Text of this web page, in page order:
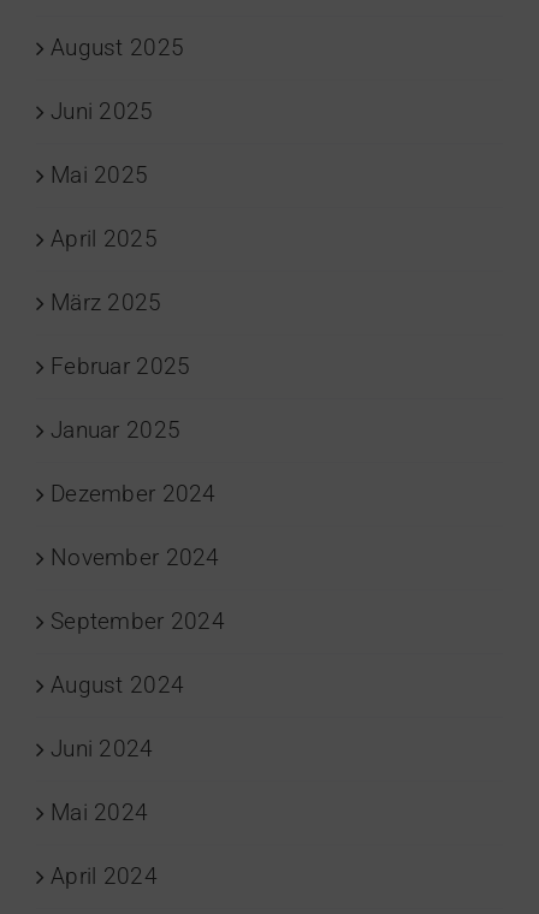
August 2025
Juni 2025
Mai 2025
April 2025
März 2025
Februar 2025
Januar 2025
Dezember 2024
November 2024
September 2024
August 2024
Juni 2024
Mai 2024
April 2024